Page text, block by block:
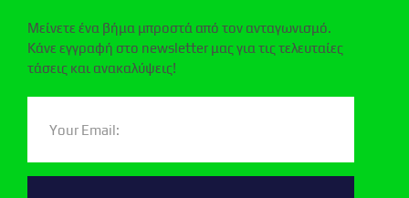
Μείνετε ένα βήμα μπροστά από τον ανταγωνισμό.
Κάνε εγγραφή στο newsletter μας για τις τελευταίες
τάσεις και ανακαλύψεις!